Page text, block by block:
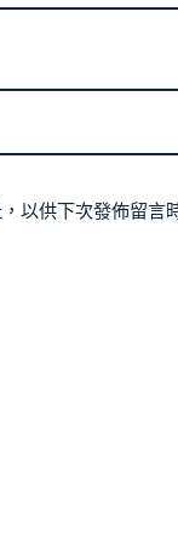
以供下次發佈留言